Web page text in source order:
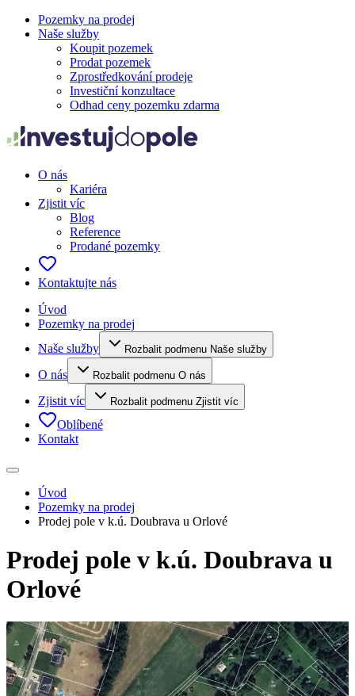
Pozemky na prodej
Naše služby
Koupit pozemek
Prodat pozemek
Zprostředkování prodeje
Investiční konzultace
Odhad ceny pozemku zdarma
O nás
Kariéra
Zjistit víc
Blog
Reference
Prodané pozemky
Kontaktujte nás
Úvod
Pozemky na prodej
Naše služby
Rozbalit podmenu Naše služby
O nás Rozbalit podmenu O nás
Zjistit víc Rozbalit podmenu Zjistit víc
Oblíbené
Kontakt
Úvod
Pozemky na prodej
Prodej pole v k.ú. Doubrava u Orlové
Prodej pole v k.ú. Doubrava u
Orlové